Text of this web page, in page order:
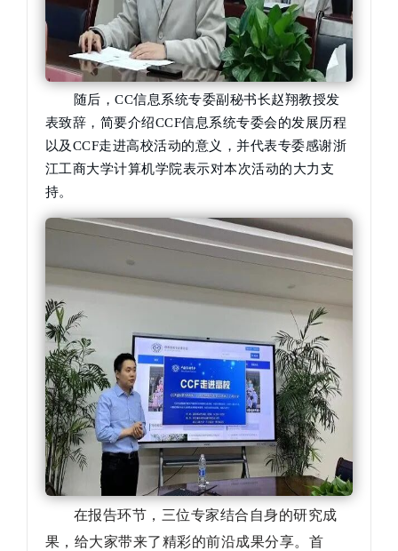
随后，CC信息系统专委副秘书长赵翔教授发
表致辞，简要介绍CCF信息系统专委会的发展历程
以及CCF走进高校活动的意义，并代表专委感谢浙
江工商大学计算机学院表示对本次活动的大力支
持。
在报告环节，三位专家结合自身的研究成
果，给大家带来了精彩的前沿成果分享。首